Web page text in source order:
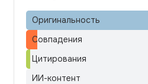
Оригинальность
Совпадения
Цитирования
ИИ-контент